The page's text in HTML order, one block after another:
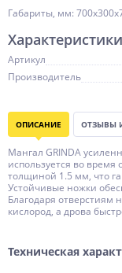
Габариты, мм:
Характеристики
Артикул
Производитель
ОПИСАНИЕ ОТЗЫВЫ
Мангал GRINDA
используется во время
толщиной 1.5 мм, что
Устойчивые ножки
Благодаря отверстиям
кислород, а дрова
Техническая